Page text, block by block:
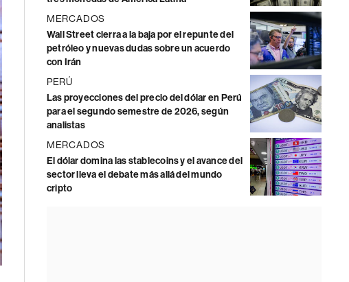
MERCADOS
Wall Street cierra a la baja por el repunte del
petróleo y nuevas dudas sobre un acuerdo
con Irán
PERÚ
Las proyecciones del precio del dólar en Perú
para el segundo semestre de 2026, según
analistas
MERCADOS
El dólar domina las stablecoins y el avance del
sector lleva el debate más allá del mundo
cripto